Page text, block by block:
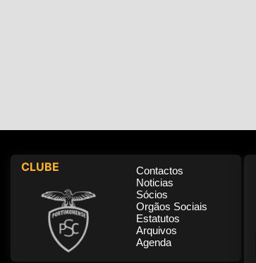
CLUBE
Contactos
Noticias
Sócios
Orgãos Sociais
Estatutos
Arquivos
Agenda